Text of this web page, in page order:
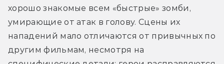
хорошо знакомые всем «быстрые» зомби,
умирающие от атак в голову. Сцены их
нападений мало отличаются от привычных по
другим фильмам, несмотря на